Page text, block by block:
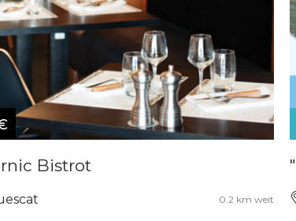
Bistrot
0.2 km weit